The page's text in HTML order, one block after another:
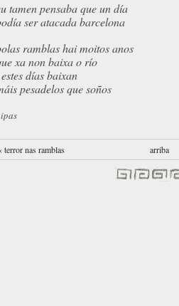
tamen pensaba que un día
ser atacada barcelona
ramblas hai moitos anos
xa non baixa o río
días baixan
pesadelos que soños
‹ terror nas ramblas arriba